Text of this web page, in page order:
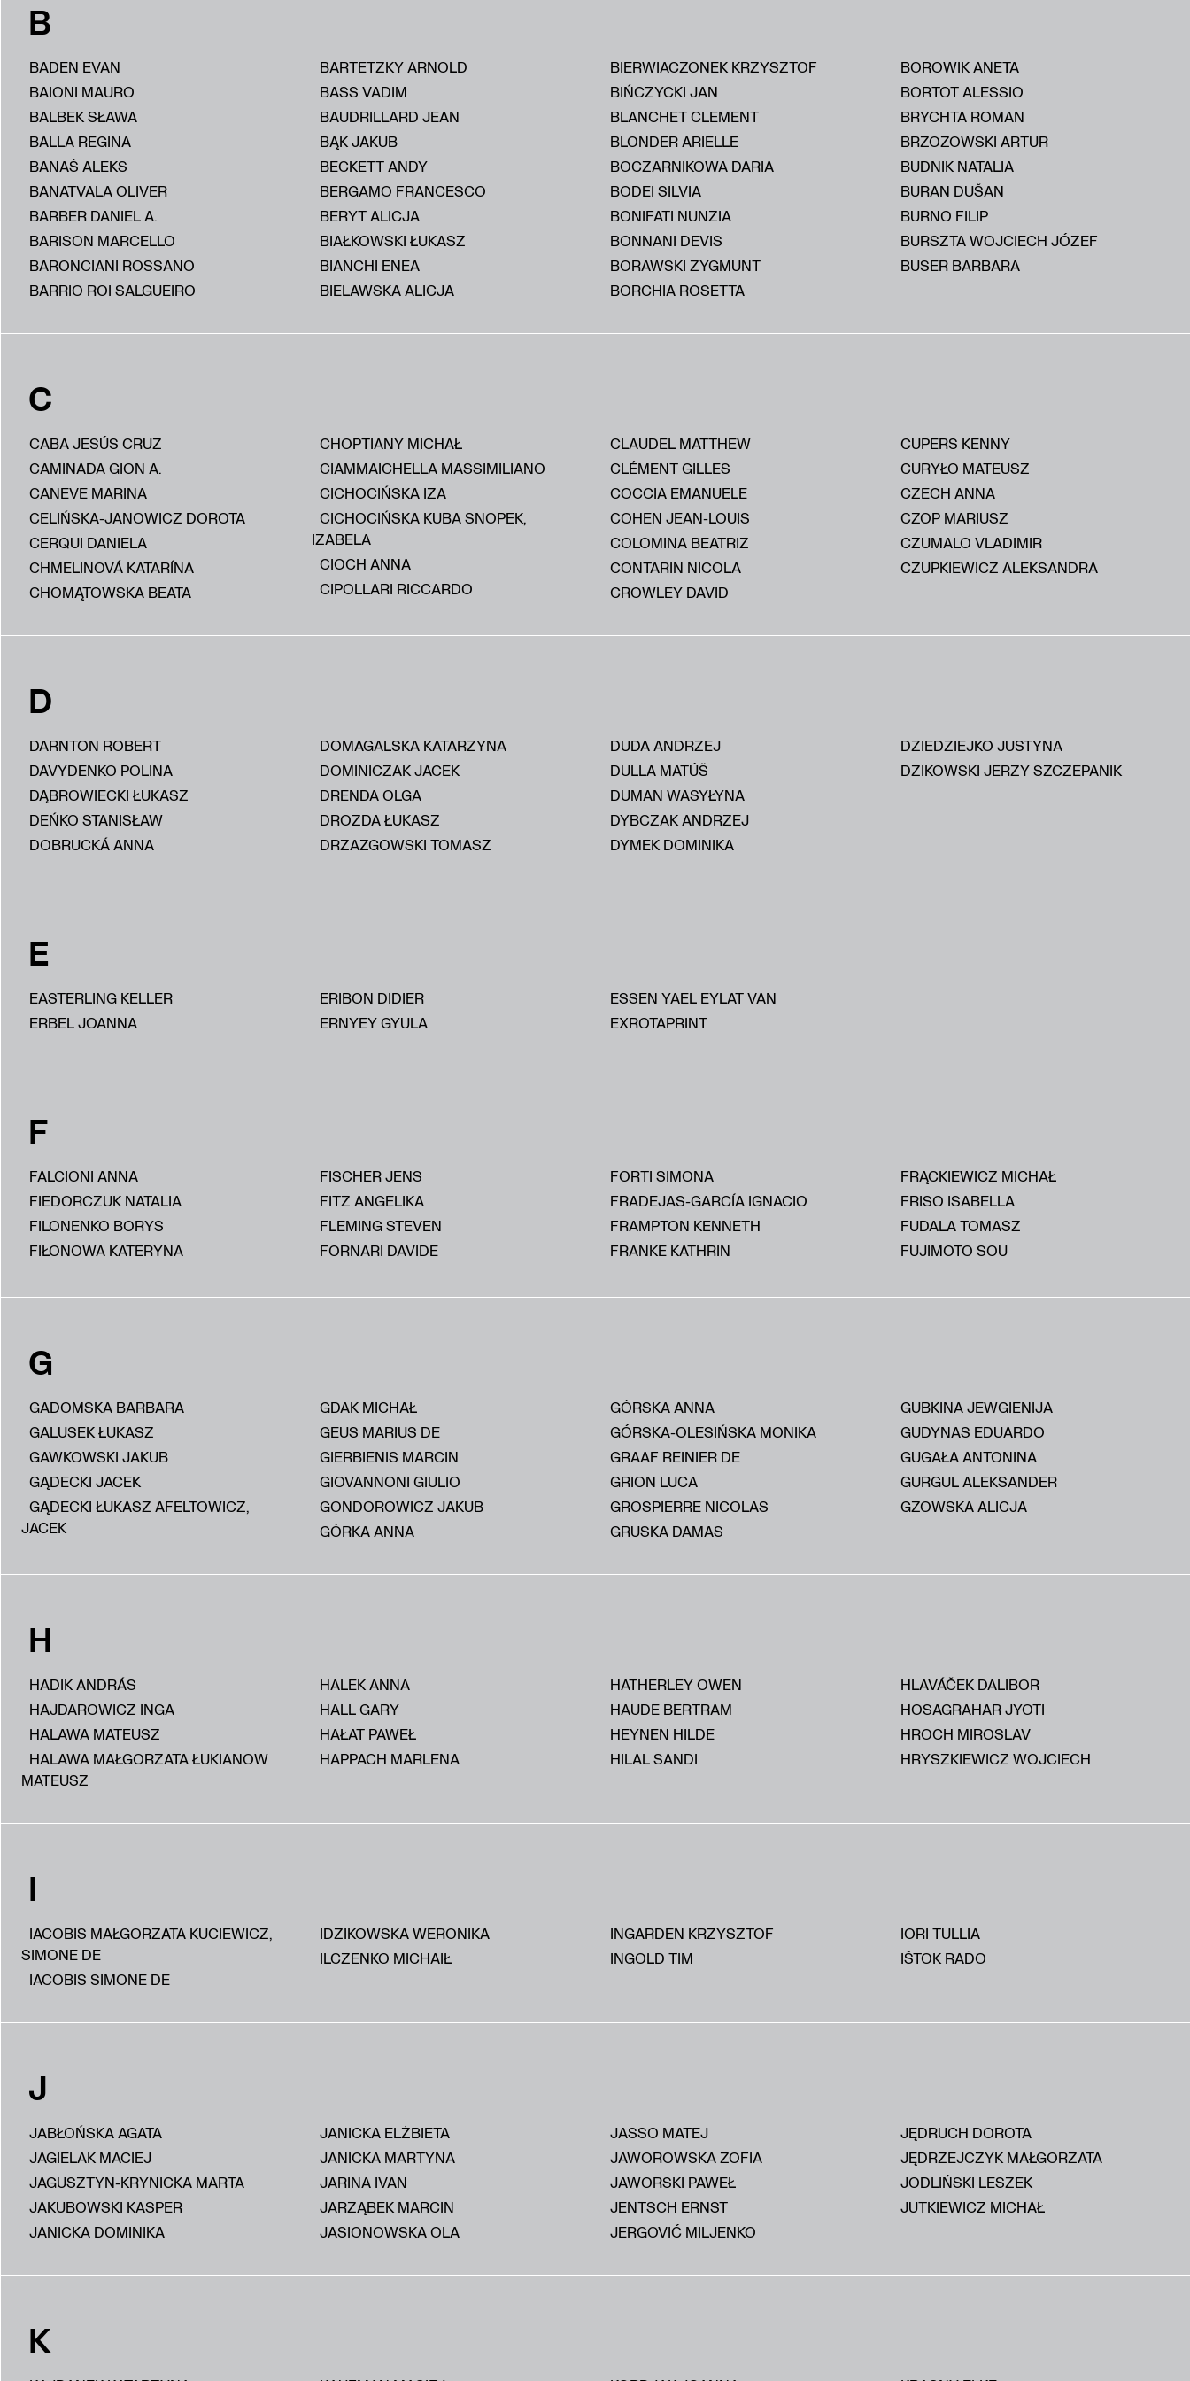
B
BADEN EVAN
BAIONI MAURO
BALBEK SŁAWA
BALLA REGINA
BANAŚ ALEKS
BANATVALA OLIVER
BARBER DANIEL A.
BARISON MARCELLO
BARONCIANI ROSSANO
BARRIO ROI SALGUEIRO
BARTETZKY ARNOLD
BASS VADIM
BAUDRILLARD JEAN
BĄK JAKUB
BECKETT ANDY
BERGAMO FRANCESCO
BERYT ALICJA
BIAŁKOWSKI ŁUKASZ
BIANCHI ENEA
BIELAWSKA ALICJA
BIERWIACZONEK KRZYSZTOF
BIŃCZYCKI JAN
BLANCHET CLEMENT
BLONDER ARIELLE
BOCZARNIKOWA DARIA
BODEI SILVIA
BONIFATI NUNZIA
BONNANI DEVIS
BORAWSKI ZYGMUNT
BORCHIA ROSETTA
BOROWIK ANETA
BORTOT ALESSIO
BRYCHTA ROMAN
BRZOZOWSKI ARTUR
BUDNIK NATALIA
BURAN DUŠAN
BURNO FILIP
BURSZTA WOJCIECH JÓZEF
BUSER BARBARA
C
CABA JESÚS CRUZ
CAMINADA GION A.
CANEVE MARINA
CELIŃSKA-JANOWICZ DOROTA
CERQUI DANIELA
CHMELINOVÁ KATARÍNA
CHOMĄTOWSKA BEATA
CHOPTIANY MICHAŁ
CIAMMAICHELLA MASSIMILIANO
CICHOCIŃSKA IZA
CICHOCIŃSKA KUBA SNOPEK,
IZABELA
CIOCH ANNA
CIPOLLARI RICCARDO
CLAUDEL MATTHEW
CLÉMENT GILLES
COCCIA EMANUELE
COHEN JEAN-LOUIS
COLOMINA BEATRIZ
CONTARIN NICOLA
CROWLEY DAVID
CUPERS KENNY
CURYŁO MATEUSZ
CZECH ANNA
CZOP MARIUSZ
CZUMALO VLADIMIR
CZUPKIEWICZ ALEKSANDRA
D
DARNTON ROBERT
DAVYDENKO POLINA
DĄBROWIECKI ŁUKASZ
DEŃKO STANISŁAW
DOBRUCKÁ ANNA
DOMAGALSKA KATARZYNA
DOMINICZAK JACEK
DRENDA OLGA
DROZDA ŁUKASZ
DRZAZGOWSKI TOMASZ
DUDA ANDRZEJ
DULLA MATÚŠ
DUMAN WASYŁYNA
DYBCZAK ANDRZEJ
DYMEK DOMINIKA
DZIEDZIEJKO JUSTYNA
DZIKOWSKI JERZY SZCZEPANIK
E
EASTERLING KELLER
ERBEL JOANNA
ERIBON DIDIER
ERNYEY GYULA
ESSEN YAEL EYLAT VAN
EXROTAPRINT
F
FALCIONI ANNA
FIEDORCZUK NATALIA
FILONENKO BORYS
FIŁONOWA KATERYNA
FISCHER JENS
FITZ ANGELIKA
FLEMING STEVEN
FORNARI DAVIDE
FORTI SIMONA
FRADEJAS-GARCÍA IGNACIO
FRAMPTON KENNETH
FRANKE KATHRIN
FRĄCKIEWICZ MICHAŁ
FRISO ISABELLA
FUDALA TOMASZ
FUJIMOTO SOU
G
GADOMSKA BARBARA
GALUSEK ŁUKASZ
GAWKOWSKI JAKUB
GĄDECKI JACEK
GĄDECKI ŁUKASZ AFELTOWICZ,
JACEK
GDAK MICHAŁ
GEUS MARIUS DE
GIERBIENIS MARCIN
GIOVANNONI GIULIO
GONDOROWICZ JAKUB
GÓRKA ANNA
GÓRSKA ANNA
GÓRSKA-OLESIŃSKA MONIKA
GRAAF REINIER DE
GRION LUCA
GROSPIERRE NICOLAS
GRUSKA DAMAS
GUBKINA JEWGIENIJA
GUDYNAS EDUARDO
GUGAŁA ANTONINA
GURGUL ALEKSANDER
GZOWSKA ALICJA
H
HADIK ANDRÁS
HAJDAROWICZ INGA
HALAWA MATEUSZ
HALAWA MAŁGORZATA ŁUKIANOW
MATEUSZ
HALEK ANNA
HALL GARY
HAŁAT PAWEŁ
HAPPACH MARLENA
HATHERLEY OWEN
HAUDE BERTRAM
HEYNEN HILDE
HILAL SANDI
HLAVÁČEK DALIBOR
HOSAGRAHAR JYOTI
HROCH MIROSLAV
HRYSZKIEWICZ WOJCIECH
I
IACOBIS MAŁGORZATA KUCIEWICZ,
SIMONE DE
IACOBIS SIMONE DE
IDZIKOWSKA WERONIKA
ILCZENKO MICHAIŁ
INGARDEN KRZYSZTOF
INGOLD TIM
IORI TULLIA
IŠTOK RADO
J
JABŁOŃSKA AGATA
JAGIELAK MACIEJ
JAGUSZTYN-KRYNICKA MARTA
JAKUBOWSKI KASPER
JANICKA DOMINIKA
JANICKA ELŻBIETA
JANICKA MARTYNA
JARINA IVAN
JARZĄBEK MARCIN
JASIONOWSKA OLA
JASSO MATEJ
JAWOROWSKA ZOFIA
JAWORSKI PAWEŁ
JENTSCH ERNST
JERGOVIĆ MILJENKO
JĘDRUCH DOROTA
JĘDRZEJCZYK MAŁGORZATA
JODLIŃSKI LESZEK
JUTKIEWICZ MICHAŁ
K